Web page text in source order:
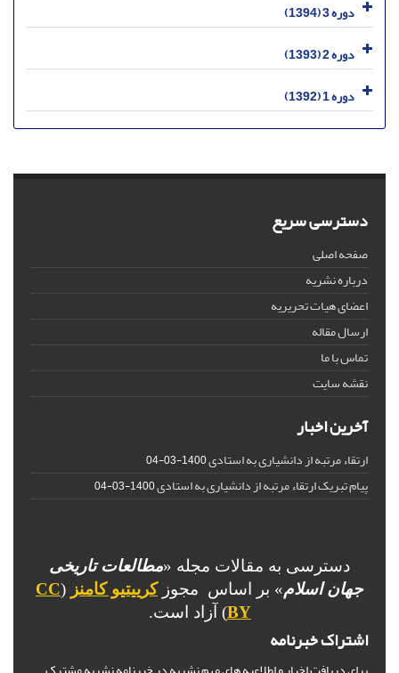
دوره 3 (1394)
دوره 2 (1393)
دوره 1 (1392)
دسترسی سریع
صفحه اصلی
درباره نشریه
اعضای هیات تحریریه
ارسال مقاله
تماس با ما
نقشه سایت
آخرین اخبار
ارتقاء مرتبه از دانشیاری به استادی1400-03-04
پیام تبریک ارتقاء مرتبه از دانشیاری به استادی1400-03-04
دسترسی به مقالات مجله «مطالعات تاریخی
جهان اسلام» بر اساس مجوزکرییتیو کامنز (
CC
BY) آزاد است.
اشتراک خبرنامه